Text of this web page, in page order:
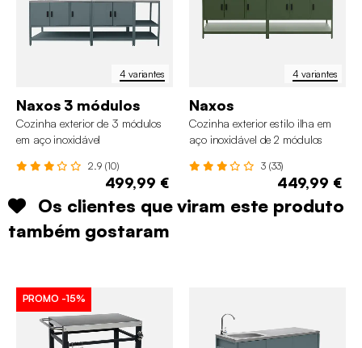
4 variantes
Naxos 3 módulos
Cozinha exterior de 3 módulos
em aço inoxidável
2.9 (10)
499,99 €
4 variantes
Naxos
Cozinha exterior estilo ilha em
aço inoxidável de 2 módulos
3 (33)
449,99 €
Os clientes que viram este produto
também gostaram
PROMO -15%